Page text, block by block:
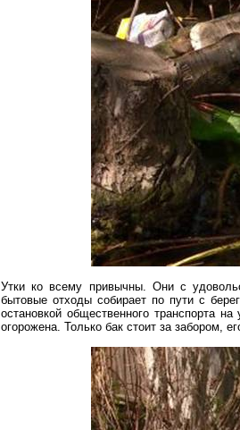
Утки ко всему привычны. Они с
бытовые отходы собирает по пути с
остановкой общественного транспорта
огорожена. Только бак стоит за забором,